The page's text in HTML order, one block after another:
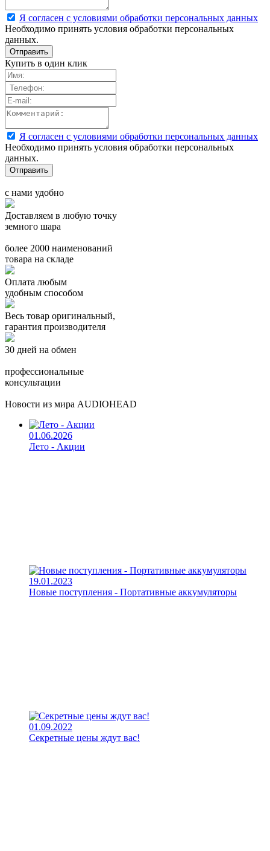
Я согласен с условиями обработки персональных данных
Необходимо принять условия обработки персональных
данных.
Купить в один клик
Я согласен с условиями обработки персональных данных
Необходимо принять условия обработки персональных
данных.
с нами удобно
Доставляем в любую точку
земного шара
более 2000 наименований
товара на складе
Оплата любым
удобным способом
Весь товар оригинальный,
гарантия производителя
30 дней на обмен
профессиональные
консультации
Новости из мира AUDIOHEAD
01.06.2026
Лето - Акции
19.01.2023
Новые поступления - Портативные аккумуляторы
01.09.2022
Секретные цены ждут вас!